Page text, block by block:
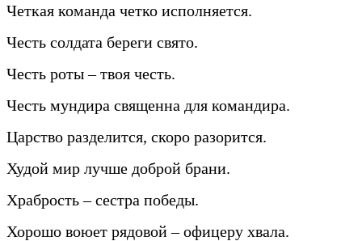
Четкая команда четко исполняется.
Честь солдата береги свято.
Честь роты – твоя честь.
Честь мундира священна для командира.
Царство разделится, скоро разорится.
Худой мир лучше доброй брани.
Храбрость – сестра победы.
Хорошо воюет рядовой – офицеру хвала.